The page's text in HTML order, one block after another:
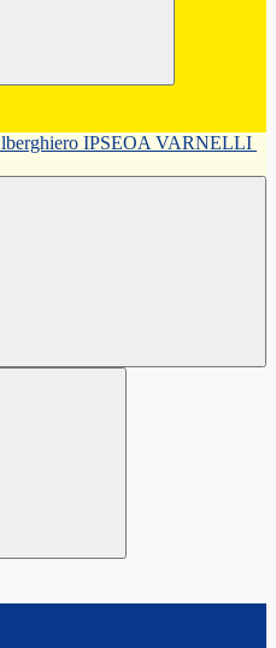
IPSEOA VARNELLI